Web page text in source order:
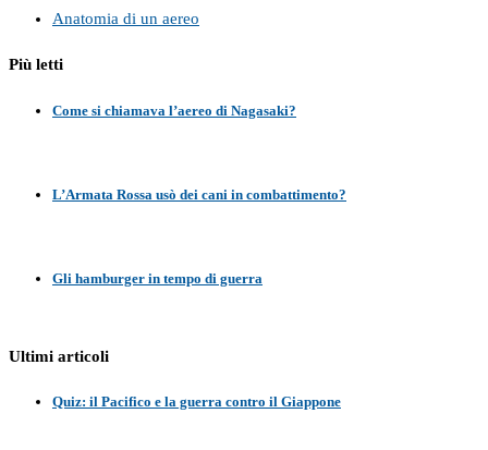
Anatomia di un aereo
Più letti
Come si chiamava l’aereo di Nagasaki?
L’Armata Rossa usò dei cani in combattimento?
Gli hamburger in tempo di guerra
Ultimi articoli
Quiz: il Pacifico e la guerra contro il Giappone